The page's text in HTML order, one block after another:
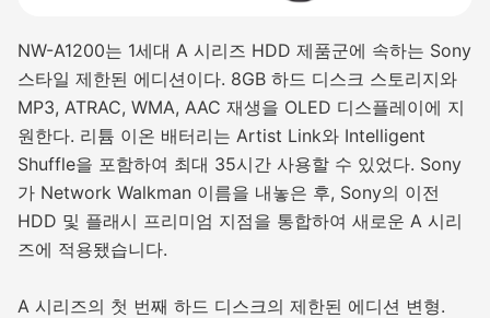
NW-A1200는 1세대 A 시리즈 HDD 제품군에 속하는 Sony
스타일 제한된 에디션이다. 8GB 하드 디스크 스토리지와
MP3, ATRAC, WMA, AAC 재생을 OLED 디스플레이에 지
원한다. 리튬 이온 배터리는 Artist Link와 Intelligent
Shuffle을 포함하여 최대 35시간 사용할 수 있었다. Sony
가 Network Walkman 이름을 내놓은 후, Sony의 이전
HDD 및 플래시 프리미엄 지점을 통합하여 새로운 A 시리
즈에 적용됐습니다.
A 시리즈의 첫 번째 하드 디스크의 제한된 에디션 변형.